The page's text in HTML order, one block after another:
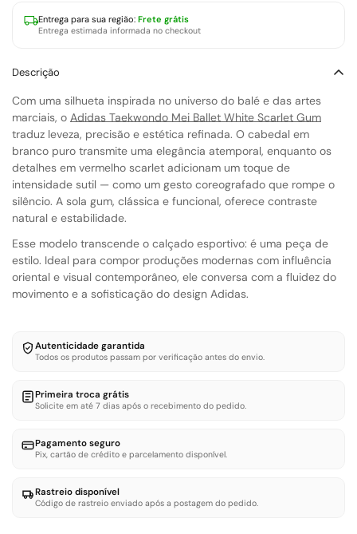
Entrega para sua região: Frete grátis
Entrega estimada informada no checkout
Descrição
Com uma silhueta inspirada no universo do balé e das artes
marciais, o Adidas Taekwondo Mei Ballet White Scarlet Gum
traduz leveza, precisão e estética refinada. O cabedal em
branco puro transmite uma elegância atemporal, enquanto os
detalhes em vermelho scarlet adicionam um toque de
intensidade sutil — como um gesto coreografado que rompe o
silêncio. A sola gum, clássica e funcional, oferece contraste
natural e estabilidade.
Esse modelo transcende o calçado esportivo: é uma peça de
estilo. Ideal para compor produções modernas com influência
oriental e visual contemporâneo, ele conversa com a fluidez do
movimento e a sofisticação do design Adidas.
Autenticidade garantida
Todos os produtos passam por verificação antes do envio.
Primeira troca grátis
Solicite em até 7 dias após o recebimento do pedido.
Pagamento seguro
Pix, cartão de crédito e parcelamento disponível.
Rastreio disponível
Código de rastreio enviado após a postagem do pedido.